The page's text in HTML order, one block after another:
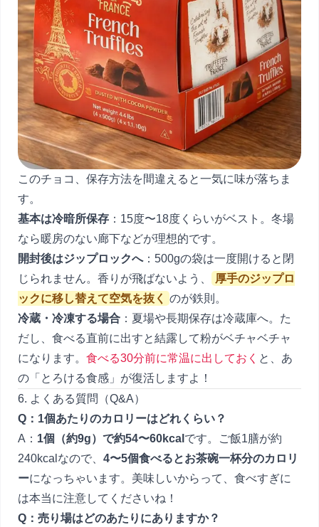
このチョコ、保存方法を間違えると一気に味が落ちま
す。
基本は冷暗所保存 ：15度〜18度くらいがベスト。冬場
なら暖房のない廊下などが理想的です。
開封後はジップロックへ：500gの袋は一度開けると閉
じられません。香りが飛ばないよう、
厚手のジップロ
ックに移し替えて空気を抜く のが鉄則。
冷蔵・冷凍する場合 ：夏場や長期保存は冷蔵庫へ。た
だし、食べる直前に出すと結露して粉がベチャベチャ
になります。 食べる30分前に常温に出しておく と、あ
の「とろける食感」が復活しますよ！
6. よくある質問（Q&A）
Q：1個あたりのカロリーはどれくらい？
A： 1個（約9g）で約54〜60kcal です。ご飯1膳が約
240kcalなので、 4〜5個食べるとお茶碗一杯分のカロリ
ーになっちゃいます。美味しいからって、食べすぎに
は本当に注意してくださいね！
Q：売り場はどのあたりにありますか？